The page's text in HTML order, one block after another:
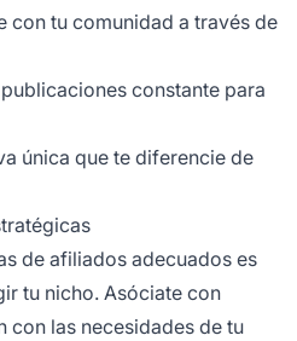
con tu comunidad a través de
constante para
única que te diferencie de
de afiliados adecuados es
tu nicho. Asóciate con
con las necesidades de tu